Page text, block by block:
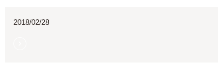
2018/02/28